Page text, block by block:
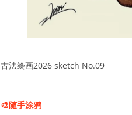
古法绘画2026 sketch No.09
🎨随手涂鸦